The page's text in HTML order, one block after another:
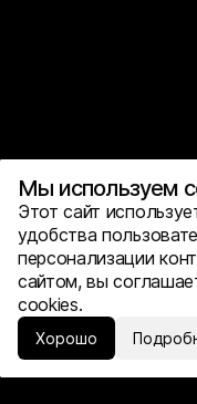
Наверх
Мы используем
Этот сайт
удобства
персонализации
сайтом, вы
cookies.
Хорошо